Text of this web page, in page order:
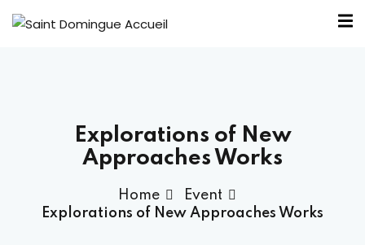
SDA
Explorations of New
Approaches Works
Home
Event
Explorations of New Approaches Works